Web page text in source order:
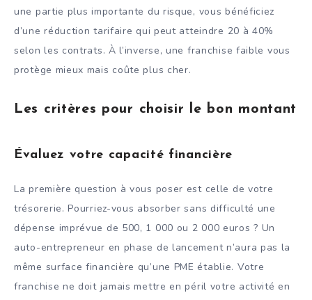
une partie plus importante du risque, vous bénéficiez
d’une réduction tarifaire qui peut atteindre 20 à 40%
selon les contrats. À l’inverse, une franchise faible vous
protège mieux mais coûte plus cher.
Les critères pour choisir le bon montant
Évaluez votre capacité financière
La première question à vous poser est celle de votre
trésorerie. Pourriez-vous absorber sans difficulté une
dépense imprévue de 500, 1 000 ou 2 000 euros ? Un
auto-entrepreneur en phase de lancement n’aura pas la
même surface financière qu’une PME établie. Votre
franchise ne doit jamais mettre en péril votre activité en